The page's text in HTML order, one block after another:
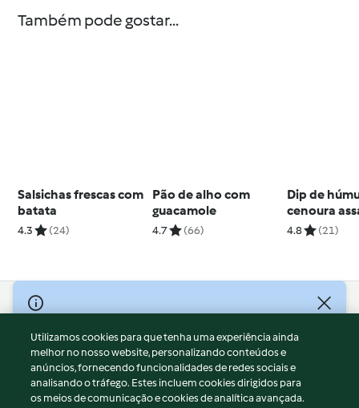
Também pode gostar...
Salsichas frescas com
batata
4.3 (24)
Pão de alho com
guacamole
4.7 (66)
Dip de
cenoura
palitos de
4.8 (21)
© Copyright 2026
Termos de Utilização
Aviso sobre Proteção de Dados
Aviso
Apoio legal
Utilizamos cookies para que tenha uma experiência ainda
melhor no nosso website, personalizando conteúdos e
anúncios, fornecendo funcionalidades de redes sociais e
analisando o tráfego. Estes incluem cookies dirigidos para
os meios de comunicação e cookies de analítica avançada.